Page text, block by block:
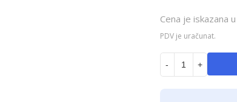
Cena je iskazana
PDV je uračunat.
- +